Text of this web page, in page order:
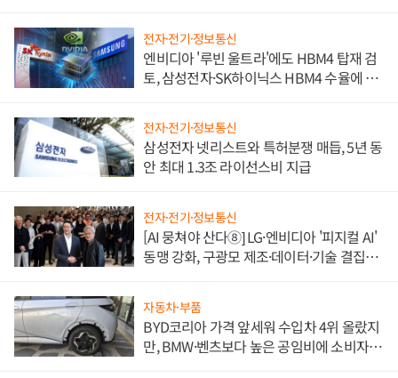
전자·전기·정보통신
엔비디아 '루빈 울트라'에도 HBM4 탑재 검
토, 삼성전자·SK하이닉스 HBM4 수율에 주
전자·전기·정보통신
삼성전자 넷리스트와 특허분쟁 매듭, 5년 동
안 최대 1.3조 라이선스비 지급
전자·전기·정보통신
[AI 뭉쳐야 산다⑧] LG·엔비디아 '피지컬 AI'
동맹 강화, 구광모 제조·데이터·기술 결집
자동차·부품
BYD코리아 가격 앞세워 수입차 4위 올랐지
만, BMW·벤츠보다 높은 공임비에 소비자